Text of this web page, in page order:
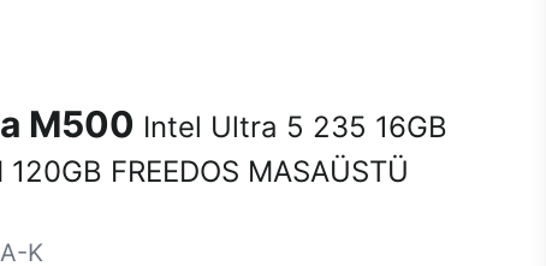
M500 Intel Ultra 5 235 16GB
FREEDOS MASAÜSTÜ
K